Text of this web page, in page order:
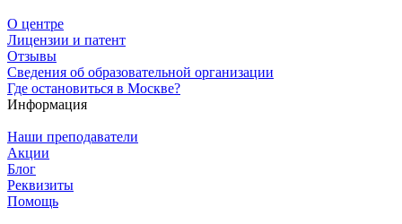
О центре
Лицензии и патент
Отзывы
Сведения об образовательной организации
Где остановиться в Москве?
Информация
Наши преподаватели
Акции
Блог
Реквизиты
Помощь